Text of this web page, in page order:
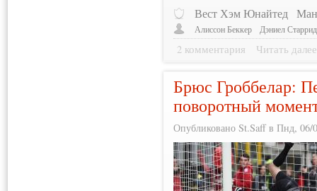
Вест Хэм Юнайтед
Алиссон Беккер Дэниел
2 комментария Читать далее
Брюс Гроббелар:
поворотный
Опубликовано St.Saff в Пнд, 06/